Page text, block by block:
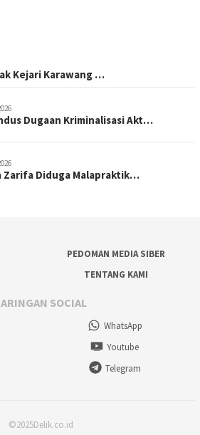
Kejari Karawang …
Dugaan Kriminalisasi Akt…
Zarifa Diduga Malapraktik…
PEDOMAN MEDIA SIBER
TENTANG KAMI
SOCIAL
WhatsApp
Youtube
Telegram
©2025Delik.co.id